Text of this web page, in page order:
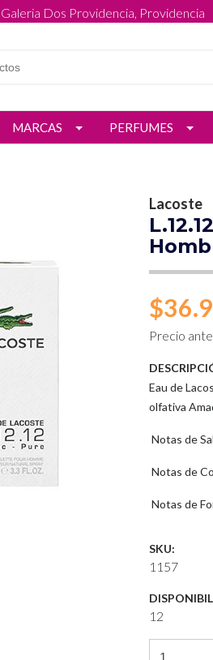
Dos Providencia, Providencia
MARCAS PERFUMES
Lacoste
Precio
Eau de
olfativa
Notas de
Notas de
Notas de
SKU:
1157
12